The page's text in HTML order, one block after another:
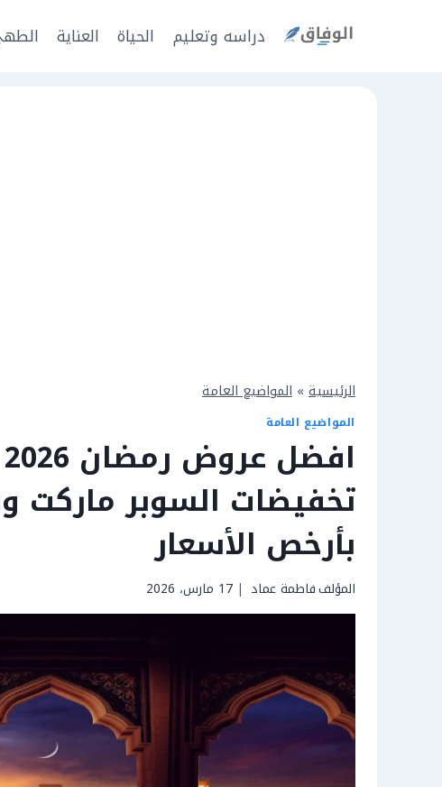
دراسه وتعليم الحياة العناية
الرئيسية » المواضيع العامة
المواضيع العامة
تخفيضات السوبر
بأرخص الأسعار
المؤلففاطمة عماد 17 مارس، 2026